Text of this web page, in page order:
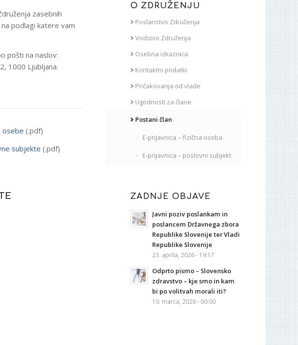
zasebnih
podlagi katere vam
pošti na naslov:
1000 Ljubljana.
osebe (.pdf)
subjekte (.pdf)
O ZDRUŽENJU
Poslanstvo Združenja
Vodstvo Združenja
Osebna izkaznica
Kontaktni podatki
Pričakovanja od vlade
Ugodnosti za člane
Postani član
E-prijavnica – fizična oseba
E-prijavnica – poslovni subjekt
ZADNJE OBJAVE
Javni poziv poslankam in
poslancem Državnega zbora
Republike Slovenije ter Vladi
Republike Slovenije
23. aprila, 2026 - 19:17
Odprto pismo – Slovensko
zdravstvo – kje smo in kam
bi po volitvah morali iti?
10. marca, 2026 - 00:00